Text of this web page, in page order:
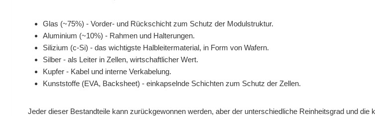
Glas (~75%) - Vorder- und Rückschicht zum Schutz der Modulstruktur.
Aluminium (~10%) - Rahmen und Halterungen.
Silizium (c-Si) - das wichtigste Halbleitermaterial, in Form von Wafern.
Silber - als Leiter in Zellen, wirtschaftlicher Wert.
Kupfer - Kabel und interne Verkabelung.
Kunststoffe (EVA, Backsheet) - einkapselnde Schichten zum Schutz der Zellen.
Jeder dieser Bestandteile kann zurückgewonnen werden, aber der unterschiedliche Reinheitsgrad und